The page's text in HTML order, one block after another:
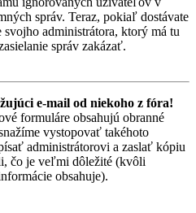
správ. Teraz, pokiaľ dostávate
administrátora, ktorý má tu
správ zakázať.
e-mail od niekoho z fóra!
formuláre obsahujú obranné
vystopovať takéhoto
administrátorovi a zaslať kópiu
čo je veľmi dôležité (kvôli
obsahuje).